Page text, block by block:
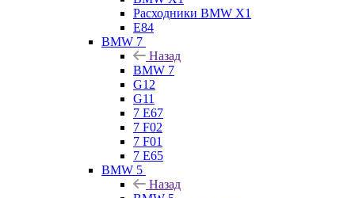
Расходники BMW X1
E84
BMW 7
Назад
BMW 7
G12
G11
7 Е67
7 F02
7 F01
7 E65
BMW 5
Назад